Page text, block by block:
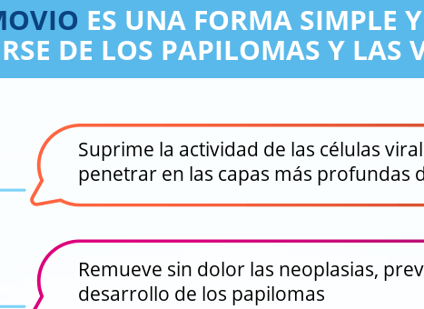
ES UNA FORMA SIMPLE
DE LOS PAPILOMAS Y LAS
Suprime la actividad de las células
penetrar en las capas más profundas
Remueve sin dolor las neoplasias,
desarrollo de los papilomas